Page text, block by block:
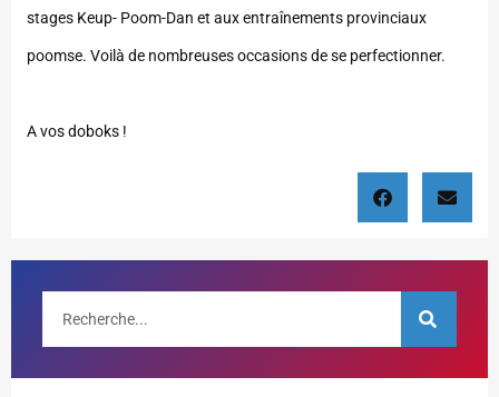
stages Keup- Poom-Dan et aux entraînements provinciaux
poomse. Voilà de nombreuses occasions de se perfectionner.
A vos doboks !